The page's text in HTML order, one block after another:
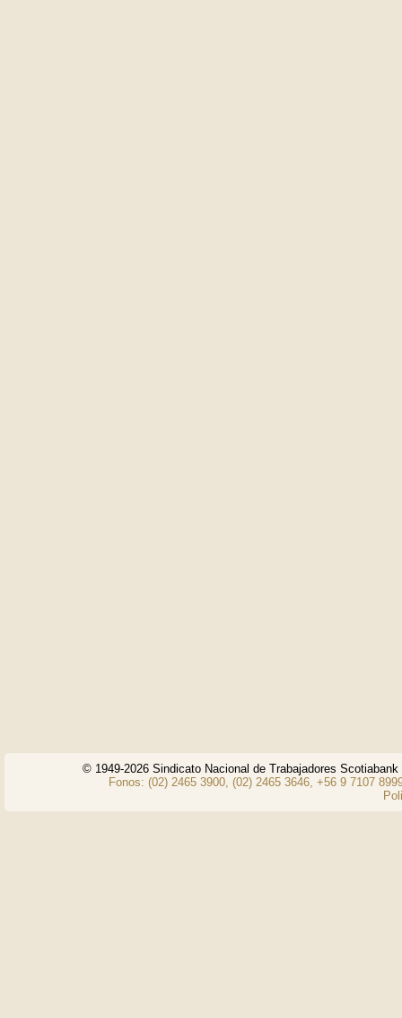
© 1949-2026 Sindicato Nacional de Trabajadores
Fonos: (02) 2465 3900, (02) 2465 3646, +56 9 7107